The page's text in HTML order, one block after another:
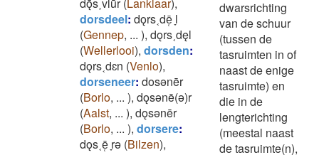
dorsdeel: dǫrs˱dē̜ ̞l
(Gennep, ... ), dǫrs˱dęl
(Wellerlooi), dorsden:
dǫrs˱dɛn (Venlo),
dorseneer: dosǝnēr
(Borlo, ... ), dǫsǝnē(ǝ)r
(Aalst, ... ), dǫsǝnēr
(Borlo, ... ), dorsere:
dǫs˱ē̜ ̞rǝ (Bilzen),
dwarsrichting
van de schuur
(tussen de
tasruimten in of
naast de enige
tasruimte) en
die in de
lengterichting
(meestal naast
de tasruimte(n),